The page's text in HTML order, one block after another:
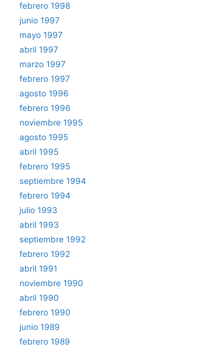
febrero 1998
junio 1997
mayo 1997
abril 1997
marzo 1997
febrero 1997
agosto 1996
febrero 1996
noviembre 1995
agosto 1995
abril 1995
febrero 1995
septiembre 1994
febrero 1994
julio 1993
abril 1993
septiembre 1992
febrero 1992
abril 1991
noviembre 1990
abril 1990
febrero 1990
junio 1989
febrero 1989